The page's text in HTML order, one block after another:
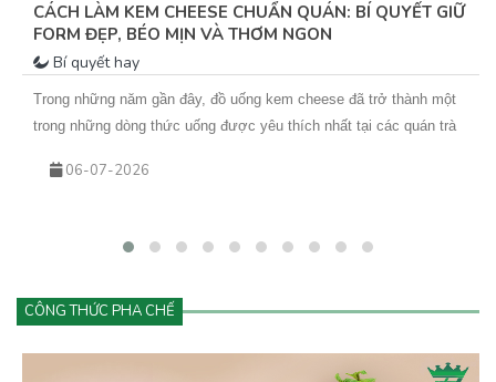
CÁCH LÀM KEM CHEESE CHUẨN QUÁN: BÍ QUYẾT GIỮ
FORM ĐẸP, BÉO MỊN VÀ THƠM NGON
Bí quyết hay
Trong những năm gần đây, đồ uống kem cheese đã trở thành một
trong những dòng thức uống được yêu thích nhất tại các quán trà
cheese đến cà phê kem cheese hay matcha kem cheese, tất cả
06-07-2026
CÔNG THỨC PHA CHẾ